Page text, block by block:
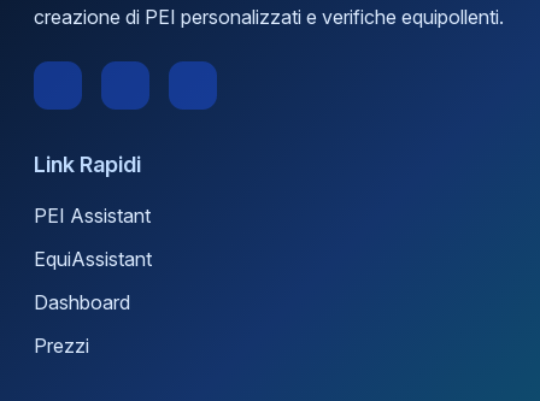
creazione di PEI personalizzati e verifiche equipollenti.
Link Rapidi
PEI Assistant
EquiAssistant
Dashboard
Prezzi